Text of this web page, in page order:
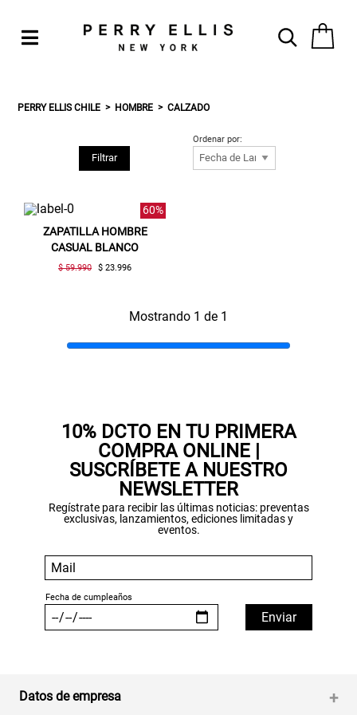
PERRY ELLIS CHILE HOMBRE CALZADO
Filtrar
Ordenar por:
60%
ZAPATILLA HOMBRE
CASUAL BLANCO
$ 59.990 $ 23.996
Mostrando 1 de 1
10% DCTO EN TU PRIMERA
COMPRA ONLINE |
SUSCRÍBETE A NUESTRO
NEWSLETTER
Regístrate para recibir las últimas noticias: preventas
exclusivas, lanzamientos, ediciones limitadas y
eventos.
Gracias por inscribirte!
Aquí esta tu cupón, usalo en tu siguiente
compra. Valido por 72 hrs.
SUSPE01
Datos de empresa +